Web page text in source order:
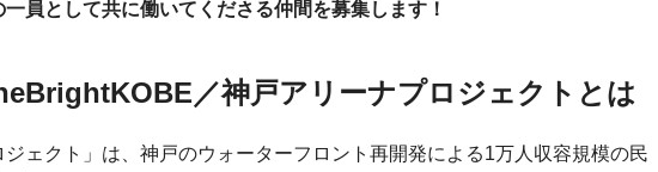
員として共に働いてくださる仲間を募集します！
／神戸アリーナプロジェクトとは
ジェクト」は、神戸のウォーターフロント再開発による1万人収容規模の民